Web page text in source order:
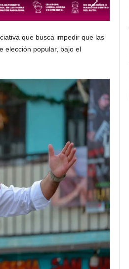
que busca impedir que las
elección popular, bajo el